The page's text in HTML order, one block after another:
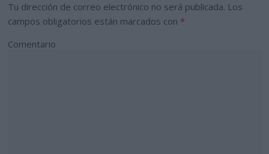
Tu dirección de correo electrónico no será publicada. Los
campos obligatorios están marcados con *
Comentario